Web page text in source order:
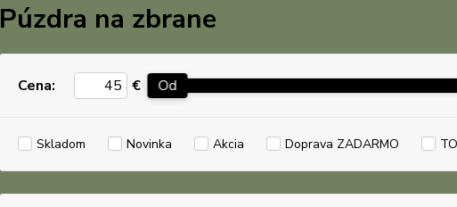
Púzdra na zbrane
Cena: € Od
Skladom Novinka Akcia Doprava ZADARMO